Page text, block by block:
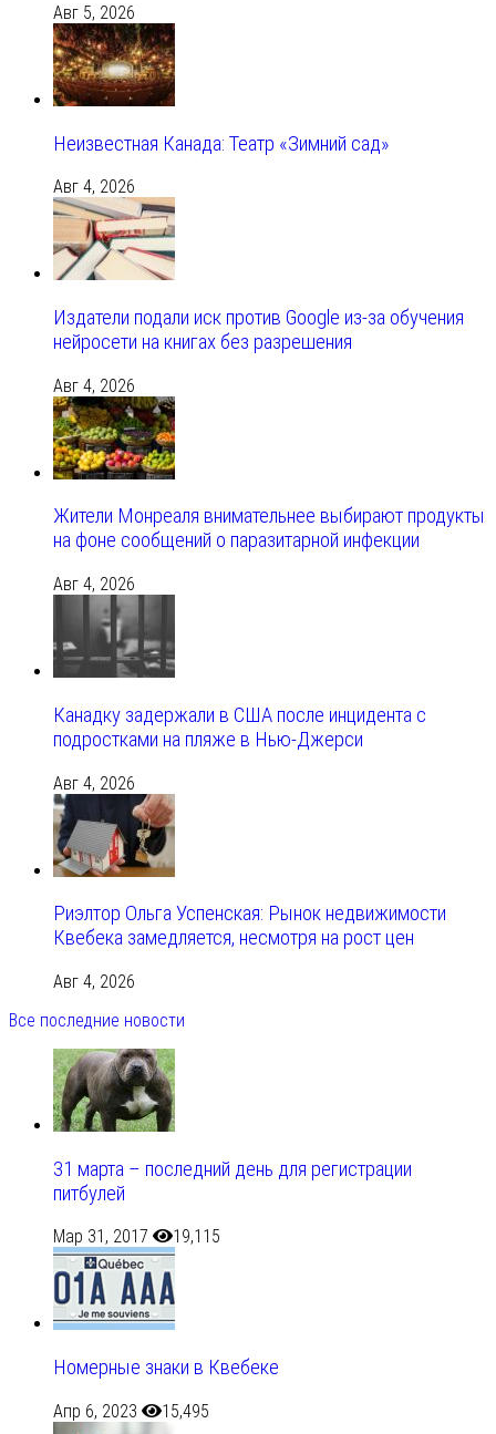
Авг 5, 2026
Неизвестная Канада: Театр «Зимний сад»
Авг 4, 2026
Издатели подали иск против Google из‑за обучения
нейросети на книгах без разрешения
Авг 4, 2026
Жители Монреаля внимательнее выбирают продукты
на фоне сообщений о паразитарной инфекции
Авг 4, 2026
Канадку задержали в США после инцидента с
подростками на пляже в Нью-Джерси
Авг 4, 2026
Риэлтор Ольга Успенская: Рынок недвижимости
Квебека замедляется, несмотря на рост цен
Авг 4, 2026
Все последние новости
31 марта – последний день для регистрации
питбулей
Мар 31, 2017 19,115
Номерные знаки в Квебеке
Апр 6, 2023 15,495